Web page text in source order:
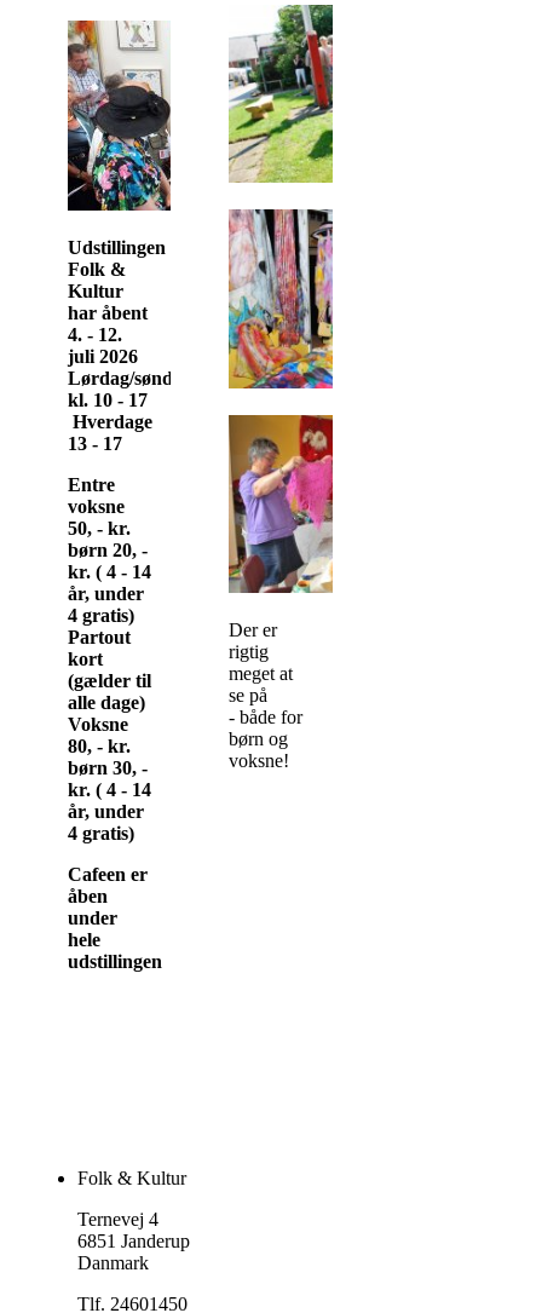
Udstillingen
Folk &
Kultur
har åbent
4. - 12.
juli 2026
Lørdag/søndag
kl. 10 - 17
Hverdage
13 - 17
Entre
voksne
50, - kr.
børn 20, -
kr. ( 4 - 14
år, under
4 gratis)
Partout
kort
(gælder til
alle dage)
Voksne
80, - kr.
børn 30, -
kr. ( 4 - 14
år, under
4 gratis)
Cafeen er
åben
under
hele
udstillingen
Der er
rigtig
meget at
se på
- både for
børn og
voksne!
Folk & Kultur
Ternevej 4
6851 Janderup
Danmark
Tlf. 24601450